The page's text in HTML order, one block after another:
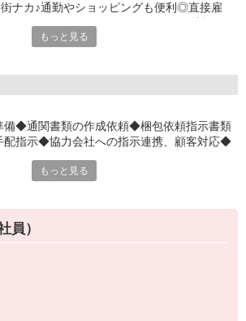
ナカ♪通勤やショッピングも便利◎直接雇
応募ください。
頂いてから
えていただけます◎
、ぜひ一度ご連絡ください▼
転職したい
変えたい
に就きたい
たい
る仕事を見つけたい
もっと見る
◆通関書類の作成依頼◆梱包依頼指示書類
指示◆協力会社への指示連携、顧客対応◆
もっと見る
員）